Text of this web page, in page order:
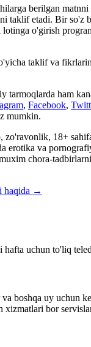
berilgan
taklif etadi. Bir so'z
o'girish
taklif va
tarmoqlarda ham
, Facebook,
mumkin.
zo'ravonlik, 18+
erotika va
chora-
haqida →
uchun to'liq
boshqa uy uchun
xizmatlari bor